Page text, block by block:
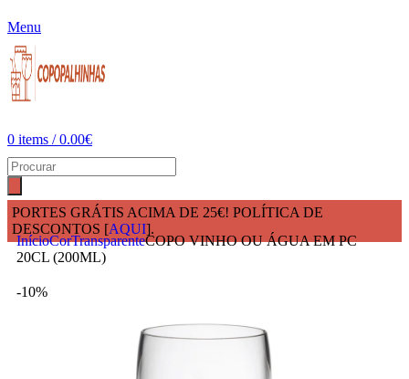
Menu
0 items / 0.00€
PORTES GRÁTIS ACIMA DE 25€! POLÍTICA DE
DESCONTOS [AQUI].
InícioCorTransparenteCOPO VINHO OU ÁGUA EM PC
20CL (200ML)
-10%